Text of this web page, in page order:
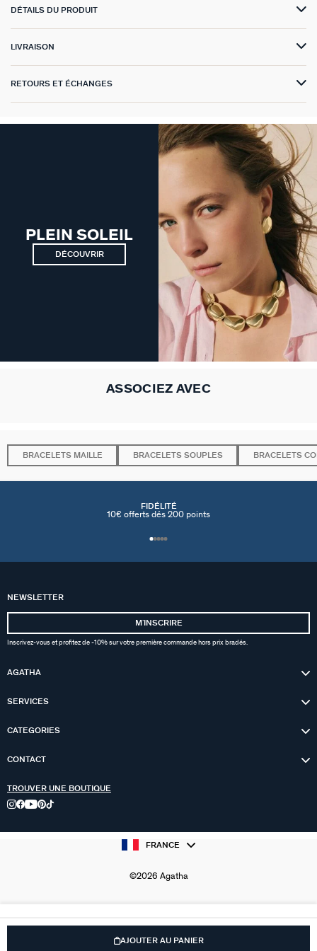
SUR LA PEAU
DÉTAILS DU PRODUIT
LIVRAISON
RETOURS ET ÉCHANGES
PLEIN SOLEIL
DÉCOUVRIR
ASSOCIEZ AVEC
BRACELETS MAILLE BRACELETS SOUPLES BRACELETS
AJOUTER AU PANIER
FIDÉLITÉ
10€ offerts dés 200 points
NEWSLETTER
MʼINSCRIRE
Inscrivez-vous et profitez de -10% sur votre première commande hors prix bradés.
AGATHA
SERVICES
CATEGORIES
CONTACT
TROUVER UNE BOUTIQUE
FRANCE
©2026 Agatha